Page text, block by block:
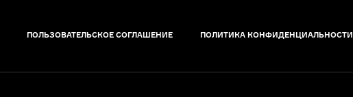
ПОЛЬЗОВАТЕЛЬСКОЕ СОГЛАШЕНИЕ ПОЛИТИКА КОНФИДЕНЦИАЛЬНОСТИ